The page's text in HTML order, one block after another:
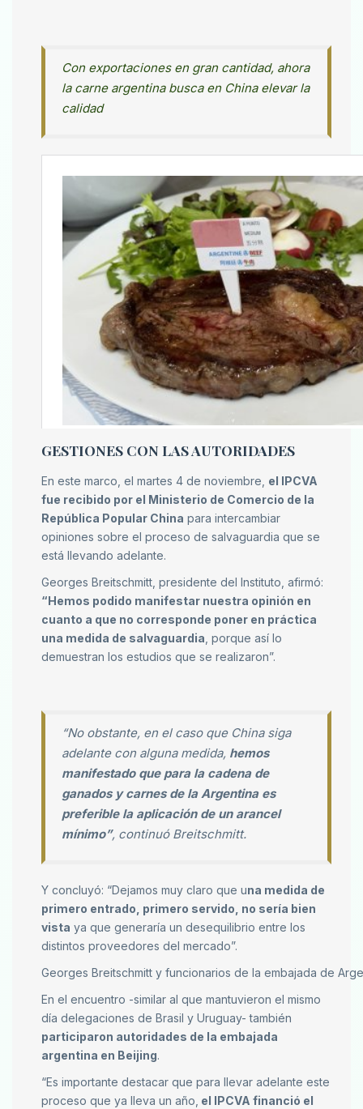
Con exportaciones en gran cantidad, ahora
la carne argentina busca en China elevar la
calidad
GESTIONES CON LAS AUTORIDADES
En este marco, el martes 4 de noviembre, el IPCVA
fue recibido por el Ministerio de Comercio de la
República Popular China para intercambiar
opiniones sobre el proceso de salvaguardia que se
está llevando adelante.
Georges Breitschmitt, presidente del Instituto, afirmó:
“Hemos podido manifestar nuestra opinión en
cuanto a que no corresponde poner en práctica
una medida de salvaguardia , porque así lo
demuestran los estudios que se realizaron”.
“No obstante, en el caso que China siga
adelante con alguna medida, hemos
manifestado que para la cadena de
ganados y carnes de la Argentina es
preferible la aplicación de un arancel
mínimo”, continuó Breitschmitt.
Y concluyó: “Dejamos muy claro que una medida de
primero entrado, primero servido, no sería bien
vista ya que generaría un desequilibrio entre los
distintos proveedores del mercado”.
Georges Breitschmitt y funcionarios de la embajada de
En el encuentro -similar al que mantuvieron el mismo
día delegaciones de Brasil y Uruguay- también
participaron autoridades de la embajada
argentina en Beijing.
“Es importante destacar que para llevar adelante este
proceso que ya lleva un año, el IPCVA financió el